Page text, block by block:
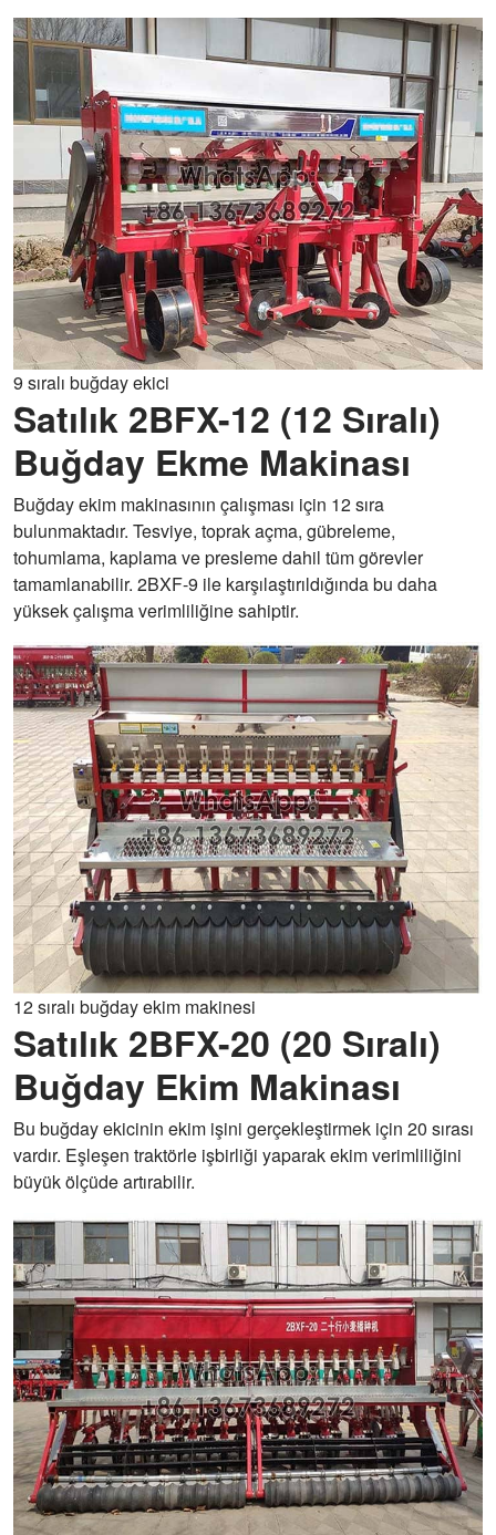
derinliği
Bağlantı
Üç noktalı arka süspansiyon
Gübre oranı
0-420kg/dönüm (ayarlanabilir)
Çalışma
verimliliği
1.20-1.50 dönüm/saat
Modeli
2BXF-20
Tohumlama
satırları
20
Aşırı boyut
1955*3486*1550mm
Ağırlık
1200kg
Güç
95-150hp
Güç
70-110kw
Satır aralığı
150mm
Ekim ve
gübrelemede
açılış payı
Çift diskli türleri
Ekim derinliği
Gübreleme
derinliği
60-80mm(ayarlanabilir)
Bağlantı
Üç noktalı arka süspansiyon
Gübre oranı
0-420kg/dönüm (ayarlanabilir)
Çalışma
verimliliği
4,0-7,5 dönüm/saat
9 sıralı buğday ekici
Satılık 2BFX-12 (12 Sıralı)
Buğday Ekme Makinası
Buğday ekim makinasının çalışması için 12 sıra
bulunmaktadır. Tesviye, toprak açma, gübreleme,
tohumlama, kaplama ve presleme dahil tüm görevler
tamamlanabilir. 2BXF-9 ile karşılaştırıldığında bu daha
yüksek çalışma verimliliğine sahiptir.
12 sıralı buğday ekim makinesi
Satılık 2BFX-20 (20 Sıralı)
Buğday Ekim Makinası
Bu buğday ekicinin ekim işini gerçekleştirmek için 20 sırası
vardır. Eşleşen traktörle işbirliği yaparak ekim verimliliğini
büyük ölçüde artırabilir.